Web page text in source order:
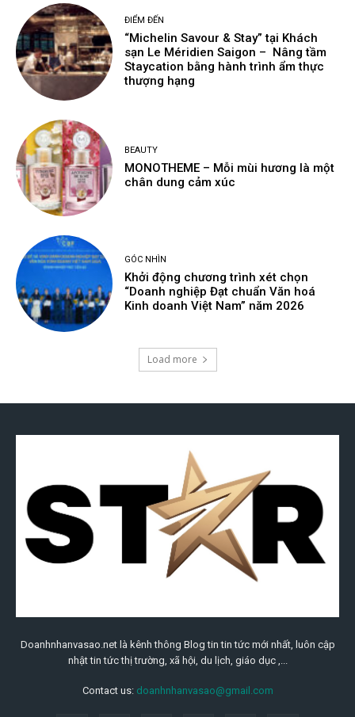
Doanhnhanvasao.net là kênh thông Blog tin tin tức mới nhất, luôn cập
nhật tin tức thị trường, xã hội, du lịch, giáo dục ,...
Contact us: doanhnhanvasao@gmail.com